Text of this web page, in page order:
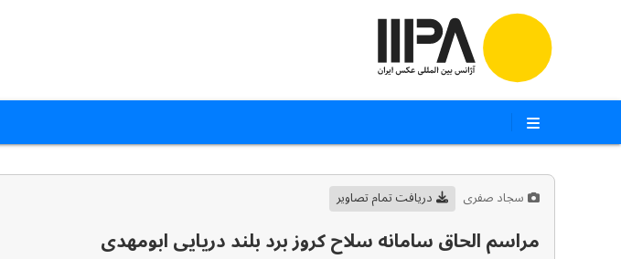
سجاد صفری دریافت تمام تصاویر
مراسم الحاق سامانه سلاح کروز برد بلند دریایی ابومهدی